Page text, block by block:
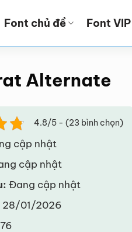
Font chủ đề Font VIP
Alternate
4.8/5 - (23 bình chọn)
cập nhật
cập nhật
Đang cập nhật
28/01/2026